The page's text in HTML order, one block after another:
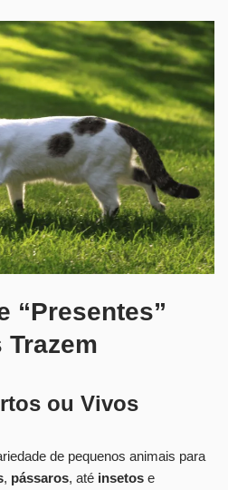
“Presentes”
Trazem
ou Vivos
de pequenos animais para
, pássaros, até insetos e